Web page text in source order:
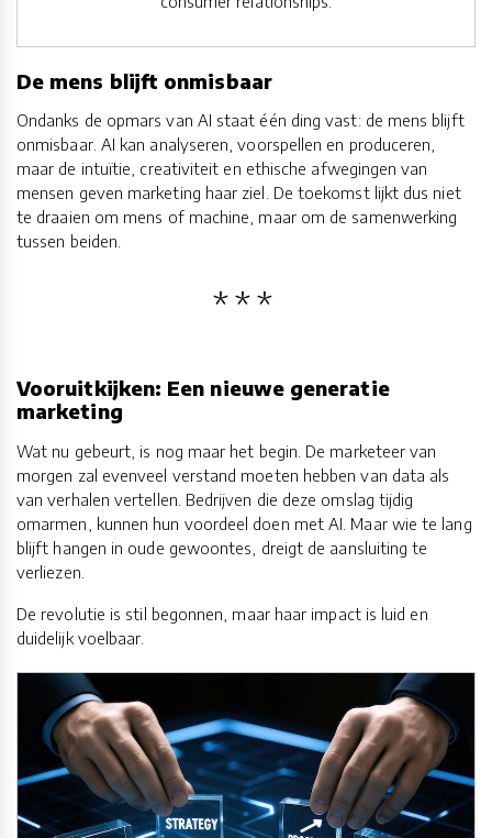
De mens blijft onmisbaar
Ondanks de opmars van AI staat één ding vast: de mens blijft
onmisbaar. AI kan analyseren, voorspellen en produceren,
maar de intuïtie, creativiteit en ethische afwegingen van
mensen geven marketing haar ziel. De toekomst lijkt dus niet
te draaien om mens of machine, maar om de samenwerking
tussen beiden.
Vooruitkijken: Een nieuwe generatie
marketing
Wat nu gebeurt, is nog maar het begin. De marketeer van
morgen zal evenveel verstand moeten hebben van data als
van verhalen vertellen. Bedrijven die deze omslag tijdig
omarmen, kunnen hun voordeel doen met AI. Maar wie te lang
blijft hangen in oude gewoontes, dreigt de aansluiting te
verliezen.
De revolutie is stil begonnen, maar haar impact is luid en
duidelijk voelbaar.